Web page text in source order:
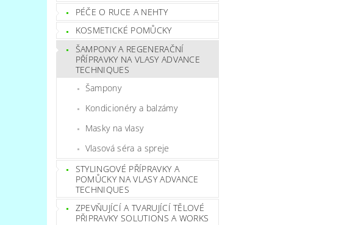
PÉČE O RUCE A NEHTY
KOSMETICKÉ POMŮCKY
ŠAMPONY A REGENERAČNÍ
PŘÍPRAVKY NA VLASY ADVANCE
TECHNIQUES
Šampony
Kondicionéry a balzámy
Masky na vlasy
Vlasová séra a spreje
STYLINGOVÉ PŘÍPRAVKY A
POMŮCKY NA VLASY ADVANCE
TECHNIQUES
ZPEVŇUJÍCÍ A TVARUJÍCÍ TĚLOVÉ
PŘIPRAVKY SOLUTIONS A WORKS